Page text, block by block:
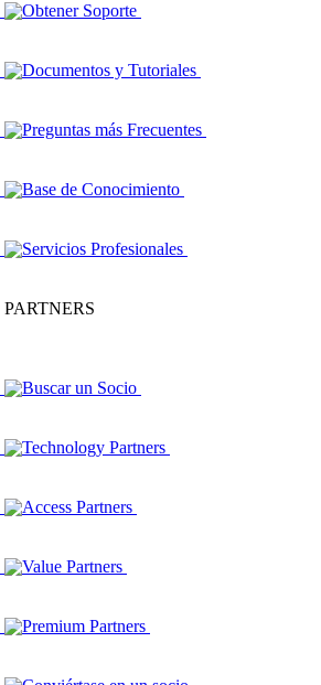
Obtener Soporte
Documentos y Tutoriales
Preguntas más Frecuentes
Base de Conocimiento
Servicios Profesionales
PARTNERS
Buscar un Socio
Technology Partners
Access Partners
Value Partners
Premium Partners